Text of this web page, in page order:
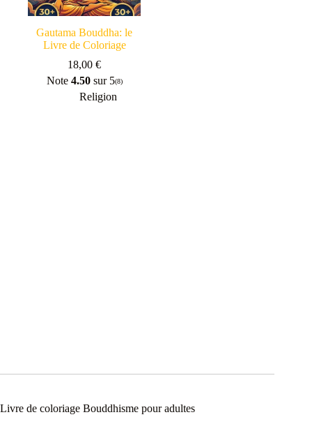
Gautama Bouddha: le
Livre de Coloriage
18,00€
Note 4.50sur 5(8)
Religion
Livre de coloriage Bouddhisme pour adultes